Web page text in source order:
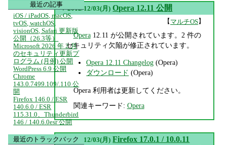
▼2012/12/03(月) Opera 12.11 公開
【 マルチOS】
Opera12.11 が公開されています。2 件の
セキュリティ欠陥が修正されています。
Opera 12.11 Changelog (Opera)
ダウンロード (Opera)
Opera 利用者は更新してください。
関連キーワード: Opera
▼2012/12/03(月) Firefox 17.0.1 / 10.0.11
最近の記事
iOS / iPadOS, macOS,
tvOS, watchOS,
visionOS, Safari 更新版
公開（26.3等）
Microsoft 2026 年 2 月
のセキュリティ更新プ
ログラム (月例) 公開
WordPress 6.9 公開
Chrome
143.0.7499.109/.110 公
開
Firefox 146.0 / ESR
140.6.0 / ESR
115.31.0、Thunderbird
146 / 140.6.0esr 公開
最近のトラックバック